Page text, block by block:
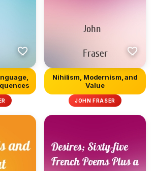
Nihilism, Modernism, and
Value
JOHN FRASER